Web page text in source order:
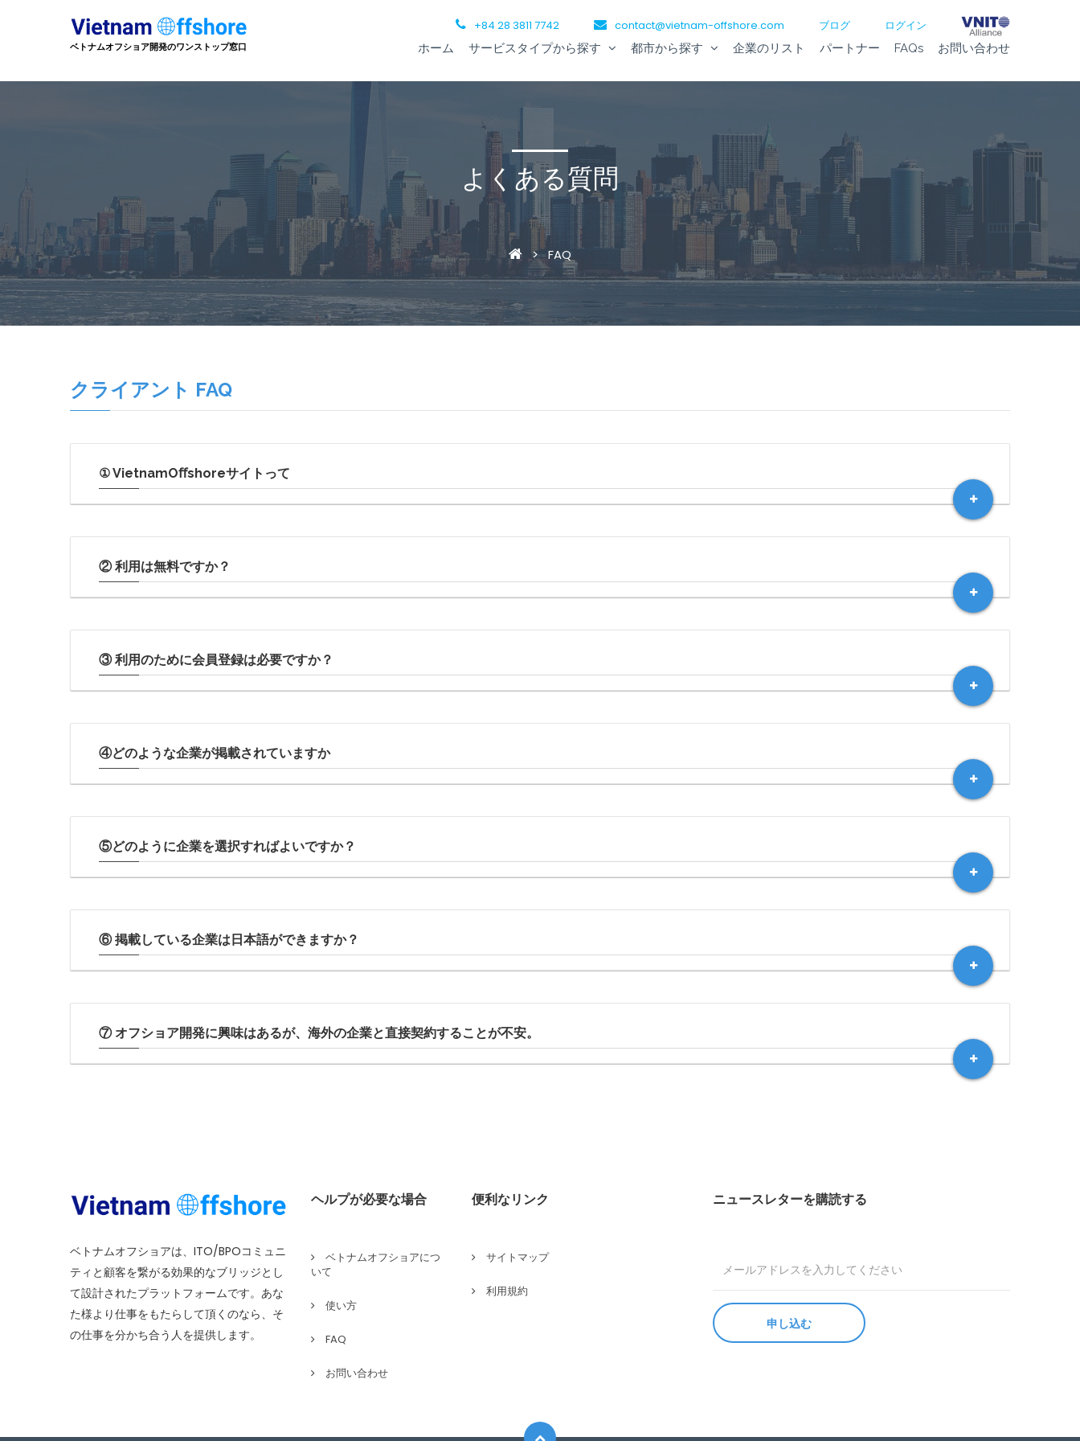
ベトナムオフショア開発のワンストップ窓口
+84 28 3811 7742 contact@vietnam-offshore.com ブログ ログイン
ホーム サービスタイプから探す 都市から探す 企業のリスト パートナー FAQs お問い合わせ
よくある質問
> FAQ
クライアント FAQ
① VietnamOﬀshoreサイトって
② 利⽤は無料ですか？
③ 利⽤のために会員登録は必要ですか？
④どのような企業が掲載されていますか
⑤どのように企業を選択すればよいですか？
⑥ 掲載している企業は⽇本語ができますか？
⑦ オフショア開発に興味はあるが、海外の企業と直接契約することが不安。
ベトナムオフショアは、ITO/BPOコミュニ
ティと顧客を繋がる効果的なブリッジとし
て設計されたプラットフォームです。あな
た様より仕事をもたらして頂くのなら、そ
の仕事を分かち合う人を提供します。
ヘルプが必要な場合
ベトナムオフショアにつ
いて
使い方
FAQ
お問い合わせ
便利なリンク
サイトマップ
利用規約
ニュースレターを購読する